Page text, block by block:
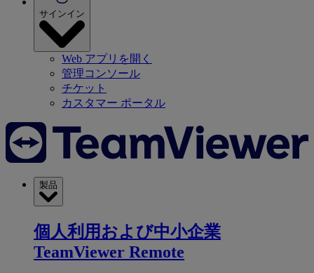
サインイン
Web アプリを開く
管理コンソール
チケット
カスタマー ポータル
製品
個人利用および中小企業
TeamViewer Remote